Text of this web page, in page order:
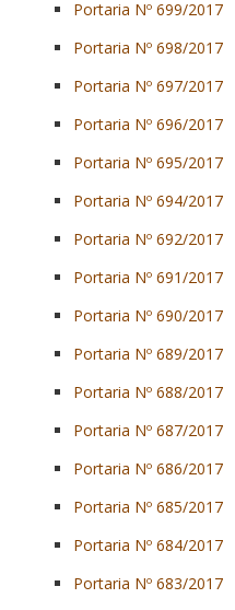
Portaria Nº 699/2017
Portaria Nº 698/2017
Portaria Nº 697/2017
Portaria Nº 696/2017
Portaria Nº 695/2017
Portaria Nº 694/2017
Portaria Nº 692/2017
Portaria Nº 691/2017
Portaria Nº 690/2017
Portaria Nº 689/2017
Portaria Nº 688/2017
Portaria Nº 687/2017
Portaria Nº 686/2017
Portaria Nº 685/2017
Portaria Nº 684/2017
Portaria Nº 683/2017